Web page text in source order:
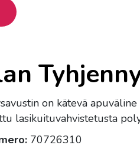
on kätevä
lasikuituvahvistetusta
70726310